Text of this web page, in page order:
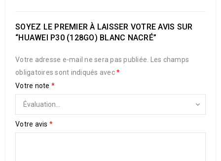
SOYEZ LE PREMIER À LAISSER VOTRE AVIS SUR
“HUAWEI P30 (128GO) BLANC NACRÉ”
Votre adresse e-mail ne sera pas publiée.
Les champs
obligatoires sont indiqués avec*
Votre note *
Votre avis *